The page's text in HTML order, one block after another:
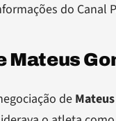
do Canal
Mateus
de